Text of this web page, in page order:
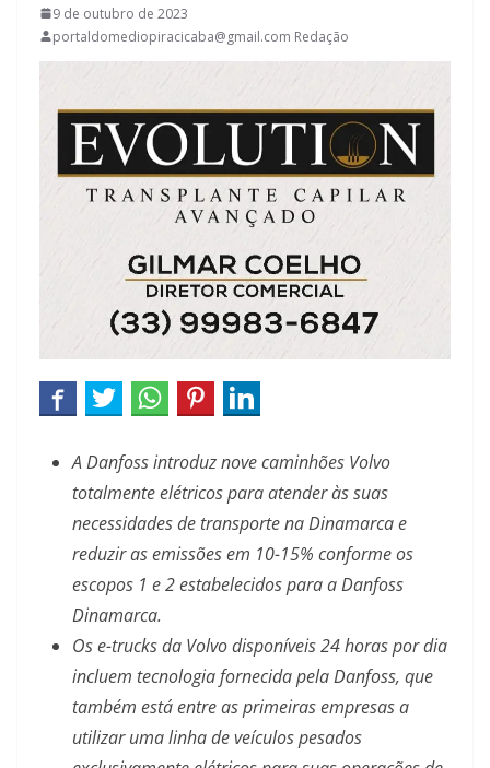
9 de outubro de 2023
portaldomediopiracicaba@gmail.com Redação
A Danfoss introduz nove caminhões Volvo
totalmente elétricos para atender às suas
necessidades de transporte na Dinamarca e
reduzir as emissões em 10-15% conforme os
escopos 1 e 2 estabelecidos para a Danfoss
Dinamarca.
Os e-trucks da Volvo disponíveis 24 horas por dia
incluem tecnologia fornecida pela Danfoss, que
também está entre as primeiras empresas a
utilizar uma linha de veículos pesados